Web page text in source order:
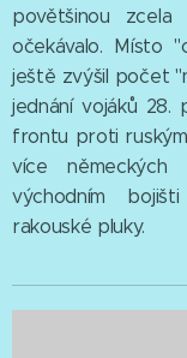
povětšinou zcela
očekávalo. Místo
ještě zvýšil počet
jednání vojáků 28.
frontu proti
více
východním
rakouské pluky.